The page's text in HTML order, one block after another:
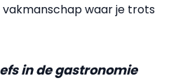
vakmanschap waar je trots
in de gastronomie